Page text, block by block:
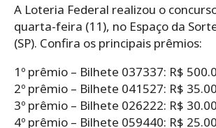
A Loteria Federal realizou o
quarta-feira (11), no Espaço da
(SP). Confira os principais prêmios:
1º prêmio – Bilhete 037337: R$
2º prêmio – Bilhete 041527: R$
3º prêmio – Bilhete 026222: R$
4º prêmio – Bilhete 059440: R$